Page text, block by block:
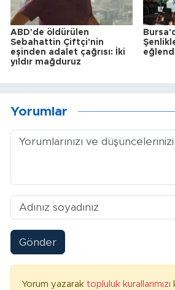
ABD'de öldürülen
Sebahattin Çiftçi'nin
eşinden adalet çağrısı: İki
yıldır mağduruz
Yorumlar
Gönder
Yorum yazarak topluluk kurallarımızı